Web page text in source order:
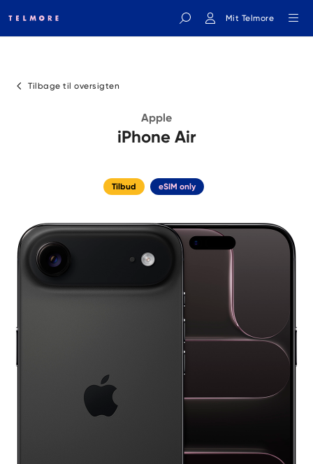
Mit Telmore
Tilbage til oversigten
Tilbud eSIM only
Apple
iPhone Air